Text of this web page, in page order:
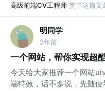
高级前端CV工程师 赞了这篇文
明同学
2年前
一个网站，帮你实现超
今天给大家推荐一个网站
端特效，话不多说，先随便